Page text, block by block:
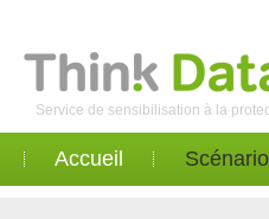
Service de sensibilisation à la
Accueil